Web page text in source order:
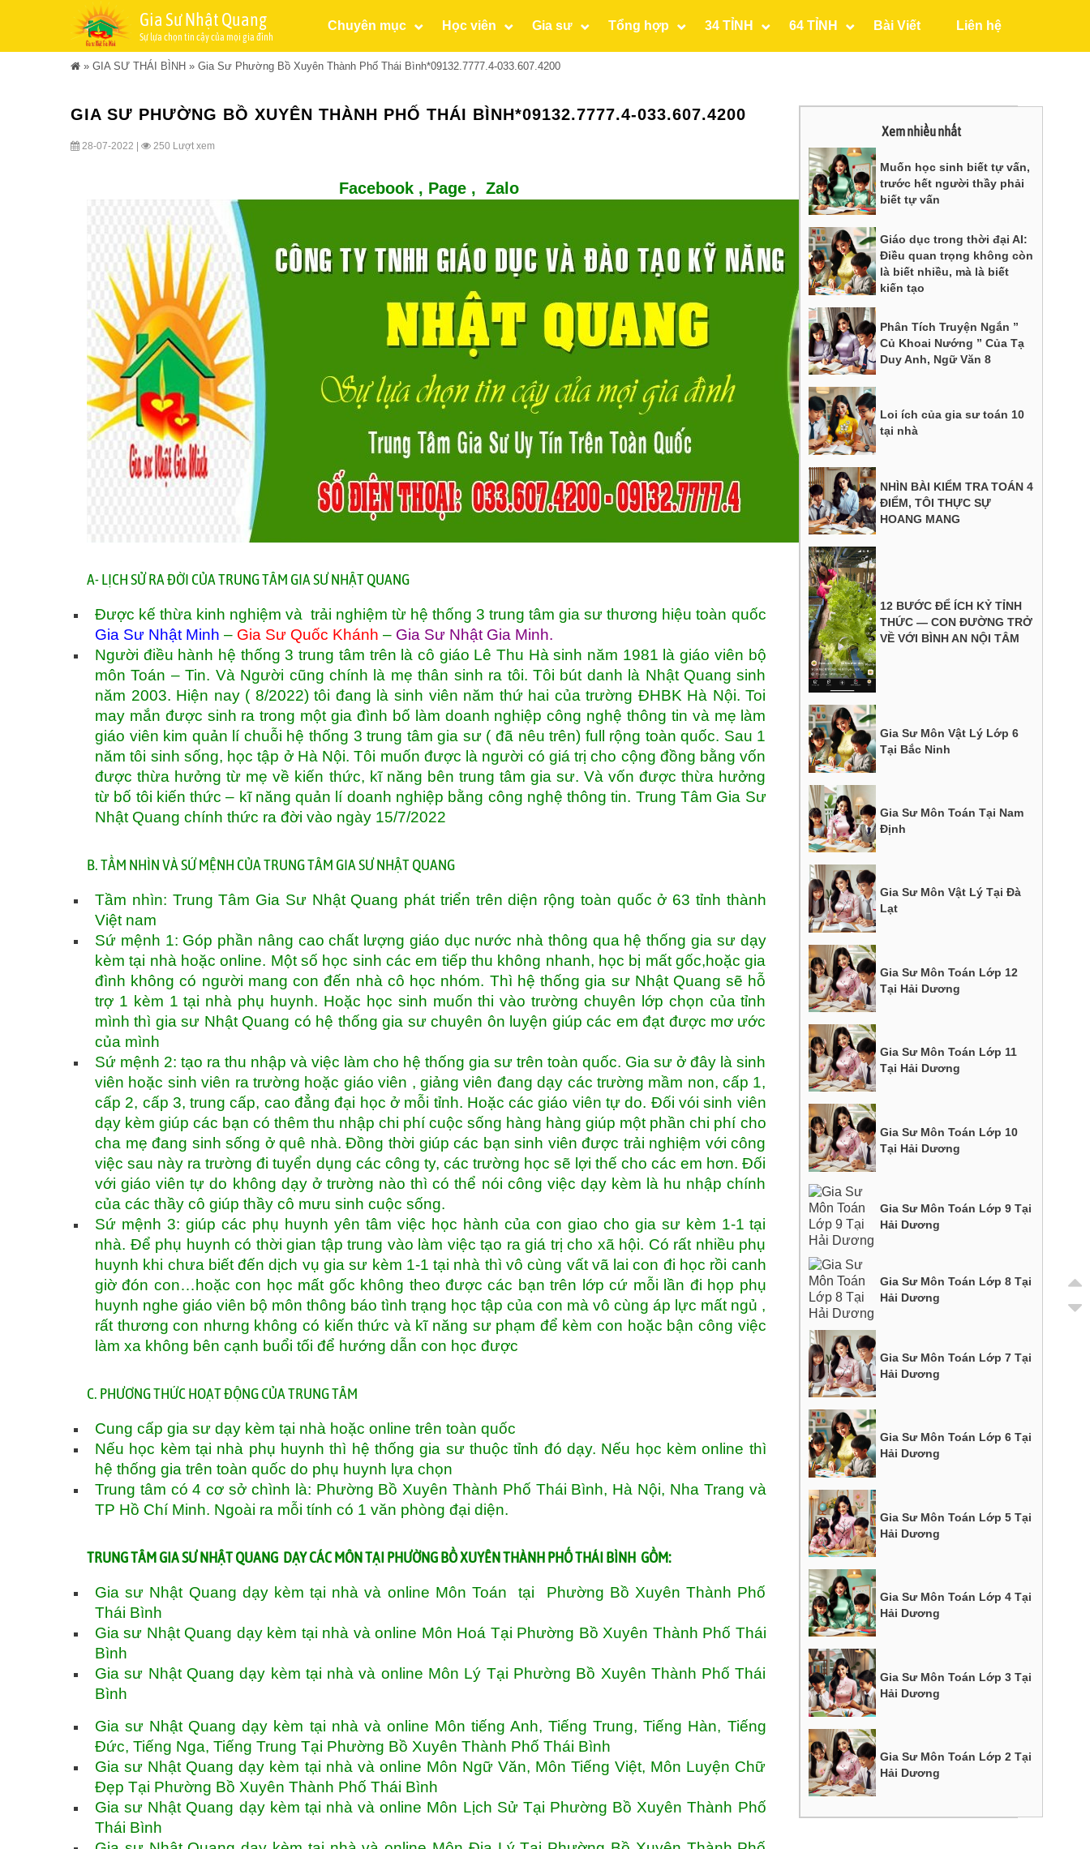
Gia Sư Nhật Quang
Sự lựa chọn tin cậy của mọi gia đình
Chuyên mục Học viên Gia sư Tổng hợp 34 TỈNH 64 TỈNH Bài Viết Liên hệ
» GIA SƯ THÁI BÌNH » Gia Sư Phường Bồ Xuyên Thành Phố Thái Bình*09132.7777.4-033.607.4200
GIA SƯ PHƯỜNG BỒ XUYÊN THÀNH PHỐ THÁI BÌNH*09132.7777.4-033.607.4200
28-07-2022 | 250 Lượt xem
Facebook , Page, Zalo
A- LỊCH SỬ RA ĐỜI CỦA TRUNG TÂM GIA SƯ NHẬT QUANG
Được kế thừa kinh nghiệm và trải nghiệm từ hệ thống 3 trung tâm gia sư thương hiệu toàn quốc
Gia Sư Nhật Minh – Gia Sư Quốc Khánh – Gia Sư Nhật Gia Minh.
Người điều hành hệ thống 3 trung tâm trên là cô giáo Lê Thu Hà sinh năm 1981 là giáo viên bộ
môn Toán – Tin. Và Người cũng chính là mẹ thân sinh ra tôi. Tôi bút danh là Nhật Quang sinh
năm 2003. Hiện nay ( 8/2022) tôi đang là sinh viên năm thứ hai của trường ĐHBK Hà Nội. Toi
may mắn được sinh ra trong một gia đình bố làm doanh nghiệp công nghệ thông tin và mẹ làm
giáo viên kim quản lí chuỗi hệ thống 3 trung tâm gia sư ( đã nêu trên) full rộng toàn quốc. Sau 1
năm tôi sinh sống, học tập ở Hà Nội. Tôi muốn được là người có giá trị cho cộng đồng bằng vốn
được thừa hưởng từ mẹ về kiến thức, kĩ năng bên trung tâm gia sư. Và vốn được thừa hưởng
từ bố tôi kiến thức – kĩ năng quản lí doanh nghiệp bằng công nghệ thông tin. Trung Tâm Gia Sư
Nhật Quang chính thức ra đời vào ngày 15/7/2022
B. TẦM NHÌN VÀ SỨ MỆNH CỦA TRUNG TÂM GIA SƯ NHẬT QUANG
Tầm nhìn: Trung Tâm Gia Sư Nhật Quang phát triển trên diện rộng toàn quốc ở 63 tỉnh thành
Việt nam
Sứ mệnh 1: Góp phần nâng cao chất lượng giáo dục nước nhà thông qua hệ thống gia sư dạy
kèm tại nhà hoặc online. Một số học sinh các em tiếp thu không nhanh, học bị mất gốc,hoặc gia
đình không có người mang con đến nhà cô học nhóm. Thì hệ thống gia sư Nhật Quang sẽ hỗ
trợ 1 kèm 1 tại nhà phụ huynh. Hoặc học sinh muốn thi vào trường chuyên lớp chọn của tỉnh
mình thì gia sư Nhật Quang có hệ thống gia sư chuyên ôn luyện giúp các em đạt được mơ ước
của mình
Sứ mệnh 2: tạo ra thu nhập và việc làm cho hệ thống gia sư trên toàn quốc. Gia sư ở đây là sinh
viên hoặc sinh viên ra trường hoặc giáo viên , giảng viên đang dạy các trường mầm non, cấp 1,
cấp 2, cấp 3, trung cấp, cao đẳng đại học ở mỗi tỉnh. Hoặc các giáo viên tự do. Đối vói sinh viên
dạy kèm giúp các bạn có thêm thu nhập chi phí cuộc sống hàng hàng giúp một phần chi phí cho
cha mẹ đang sinh sống ở quê nhà. Đồng thời giúp các bạn sinh viên được trải nghiệm với công
việc sau này ra trường đi tuyển dụng các công ty, các trường học sẽ lợi thế cho các em hơn. Đối
với giáo viên tự do không dạy ở trường nào thì có thể nói công việc dạy kèm là hu nhập chính
của các thầy cô giúp thầy cô mưu sinh cuộc sống.
Sứ mệnh 3: giúp các phụ huynh yên tâm việc học hành của con giao cho gia sư kèm 1-1 tại
nhà. Để phụ huynh có thời gian tập trung vào làm việc tạo ra giá trị cho xã hội. Có rất nhiều phụ
huynh khi chưa biết đến dịch vụ gia sư kèm 1-1 tại nhà thì vô cùng vất vã lai con đi học rồi canh
giờ đón con…hoặc con học mất gốc không theo được các bạn trên lớp cứ mỗi lần đi họp phụ
huynh nghe giáo viên bộ môn thông báo tình trạng học tập của con mà vô cùng áp lực mất ngủ ,
rất thương con nhưng không có kiến thức và kĩ năng sư phạm để kèm con hoặc bận công việc
làm xa không bên cạnh buổi tối để hướng dẫn con học được
C. PHƯƠNG THỨC HOẠT ĐỘNG CỦA TRUNG TÂM
Cung cấp gia sư dạy kèm tại nhà hoặc online trên toàn quốc
Nếu học kèm tại nhà phụ huynh thì hệ thống gia sư thuộc tỉnh đó dạy. Nếu học kèm online thì
hệ thống gia trên toàn quốc do phụ huynh lựa chọn
Trung tâm có 4 cơ sở chình là: Phường Bồ Xuyên Thành Phố Thái Bình, Hà Nội, Nha Trang và
TP Hồ Chí Minh. Ngoài ra mỗi tính có 1 văn phòng đại diện.
TRUNG TÂM GIA SƯ NHẬT QUANG DẠY CÁC MÔN TẠI PHƯỜNG BỒ XUYÊN THÀNH PHỐ THÁI BÌNH GỒM:
Gia sư Nhật Quang dạy kèm tại nhà và online Môn Toán tại Phường Bồ Xuyên Thành Phố
Thái Bình
Gia sư Nhật Quang dạy kèm tại nhà và online Môn Hoá Tại Phường Bồ Xuyên Thành Phố Thái
Bình
Gia sư Nhật Quang dạy kèm tại nhà và online Môn Lý Tại Phường Bồ Xuyên Thành Phố Thái
Bình
Gia sư Nhật Quang dạy kèm tại nhà và online Môn tiếng Anh, Tiếng Trung, Tiếng Hàn, Tiếng
Đức, Tiếng Nga, Tiếng Trung Tại Phường Bồ Xuyên Thành Phố Thái Bình
Gia sư Nhật Quang dạy kèm tại nhà và online Môn Ngữ Văn, Môn Tiếng Việt, Môn Luyện Chữ
Đẹp Tại Phường Bồ Xuyên Thành Phố Thái Bình
Gia sư Nhật Quang dạy kèm tại nhà và online Môn Lịch Sử Tại Phường Bồ Xuyên Thành Phố
Thái Bình
Xem nhiều nhất
Muốn học sinh biết tự vấn,
trước hết người thầy phải
biết tự vấn
Giáo dục trong thời đại AI:
Điều quan trọng không còn
là biết nhiều, mà là biết
kiến tạo
Phân Tích Truyện Ngắn ”
Củ Khoai Nướng ” Của Tạ
Duy Anh, Ngữ Văn 8
Loi ích của gia sư toán 10
tại nhà
NHÌN BÀI KIỂM TRA TOÁN 4
ĐIỂM, TÔI THỰC SỰ
HOANG MANG
12 BƯỚC ĐỂ ÍCH KỶ TỈNH
THỨC — CON ĐƯỜNG TRỞ
VỀ VỚI BÌNH AN NỘI TÂM
Gia Sư Môn Vật Lý Lớp 6
Tại Bắc Ninh
Gia Sư Môn Toán Tại Nam
Định
Gia Sư Môn Vật Lý Tại Đà
Lạt
Gia Sư Môn Toán Lớp 12
Tại Hải Dương
Gia Sư Môn Toán Lớp 11
Tại Hải Dương
Gia Sư Môn Toán Lớp 10
Tại Hải Dương
Gia Sư Môn Toán Lớp 9 Tại
Hải Dương
Gia Sư Môn Toán Lớp 8 Tại
Hải Dương
Gia Sư Môn Toán Lớp 7 Tại
Hải Dương
Gia Sư Môn Toán Lớp 6 Tại
Hải Dương
Gia Sư Môn Toán Lớp 5 Tại
Hải Dương
Gia Sư Môn Toán Lớp 4 Tại
Hải Dương
Gia Sư Môn Toán Lớp 3 Tại
Hải Dương
Gia Sư Môn Toán Lớp 2 Tại
Hải Dương